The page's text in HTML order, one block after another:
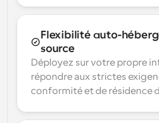
Flexibilité auto-
source
Déployez sur votre propre
répondre aux strictes
conformité et de résidence